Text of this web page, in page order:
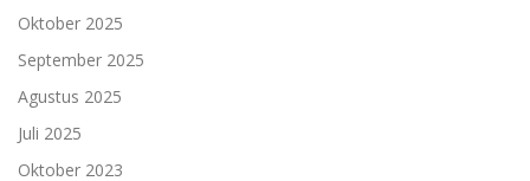
Oktober 2025
September 2025
Agustus 2025
Juli 2025
Oktober 2023